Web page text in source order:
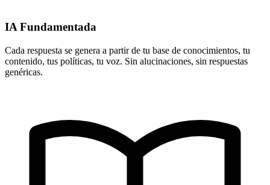
IA Fundamentada
Cada respuesta se genera a partir de tu base de conocimientos, tu
contenido, tus políticas, tu voz. Sin alucinaciones, sin respuestas
genéricas.